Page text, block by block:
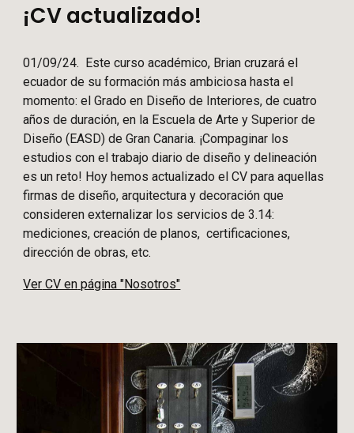
¡CV actualizado!
01/09/24. Este curso académico, Brian cruzará el
ecuador de su formación más ambiciosa hasta el
momento: el Grado en Diseño de Interiores, de cuatro
años de duración, en la Escuela de Arte y Superior de
Diseño (EASD) de Gran Canaria. ¡Compaginar los
estudios con el trabajo diario de diseño y delineación
es un reto! Hoy hemos actualizado el CV para aquellas
firmas de diseño, arquitectura y decoración que
consideren externalizar los servicios de 3.14:
mediciones, creación de planos, certificaciones,
dirección de obras, etc.
Ver CV en página "Nosotros"